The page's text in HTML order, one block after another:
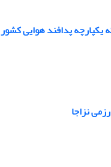
یکپارچه پدافند هوایی کشور
نزاجا